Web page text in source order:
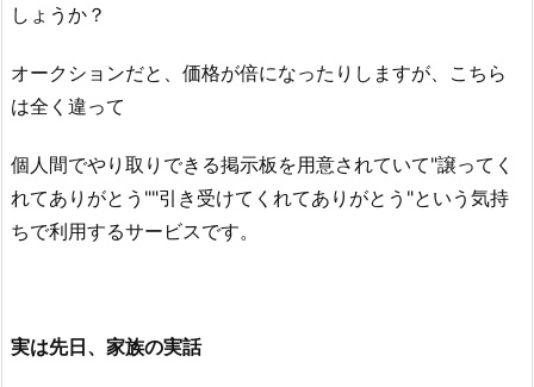
しょうか？
オークションだと、価格が倍になったりしますが、こちら
は全く違って
個人間でやり取りできる掲示板を用意されていて"譲ってく
れてありがとう""引き受けてくれてありがとう"という気持
ちで利用するサービスです。
実は先日、家族の実話